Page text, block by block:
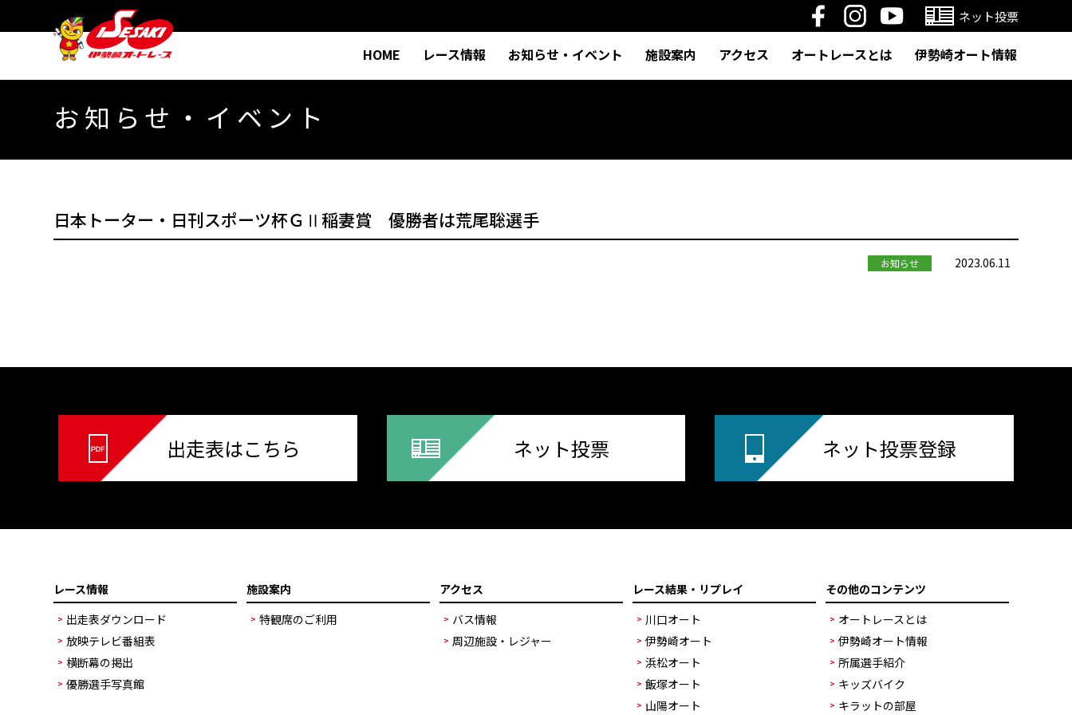
ネット投票
HOME レース情報 お知らせ・イベント 施設案内 アクセス オートレースとは 伊勢崎オート情報
お知らせ・イベント
日本トーター・日刊スポーツ杯ＧⅡ稲妻賞 優勝者は荒尾聡選手
お知らせ 2023.06.11
出走表はこちら ネット投票 ネット投票登録
レース情報
出走表ダウンロード
放映テレビ番組表
横断幕の掲出
優勝選手写真館
施設案内
特観席のご利用
アクセス
バス情報
周辺施設・レジャー
レース結果・リプレイ
川口オート
伊勢崎オート
浜松オート
飯塚オート
山陽オート
その他のコンテンツ
オートレースとは
伊勢崎オート情報
所属選手紹介
キッズバイク
キラットの部屋